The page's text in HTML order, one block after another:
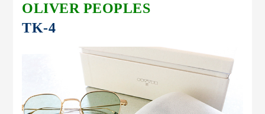
OLIVER PEOPLES
TK-4